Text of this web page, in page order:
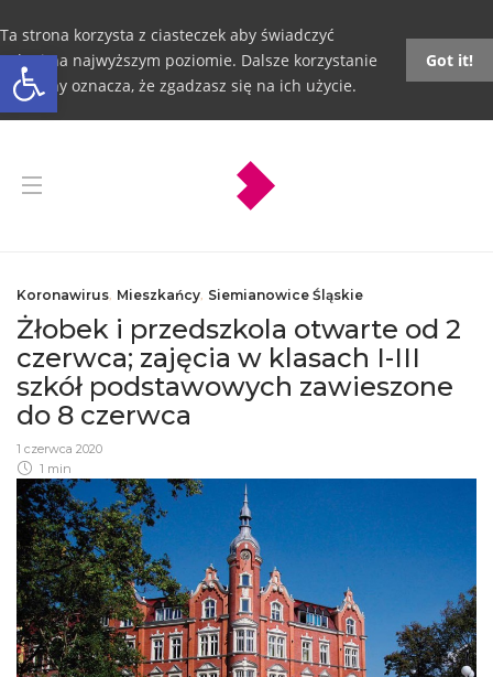
Otwórz pasek narzędzi
Ta strona korzysta z ciasteczek aby świadczyć
usługi na najwyższym poziomie. Dalsze korzystanie
ze strony oznacza, że zgadzasz się na ich użycie.
Got it!
Koronawirus, Mieszkańcy, Siemianowice Śląskie
Żłobek i przedszkola otwarte od 2
czerwca; zajęcia w klasach I-III
szkół podstawowych zawieszone
do 8 czerwca
1 czerwca 2020
1 min